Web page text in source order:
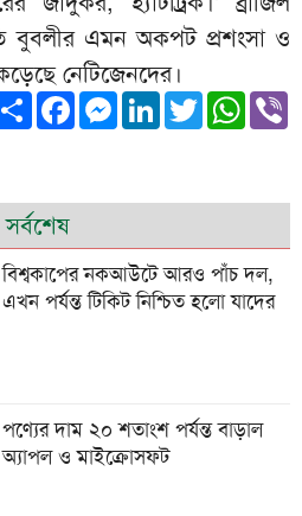
বুবলীর এমন অকপট প্রশংসা ও
নেটিজেনদের।
ShareFacebook
Messenger
LinkedIn
Twitter
সর্বশেষ
বিশ্বকাপের নকআউটে আরও পাঁচ দল,
এখন পর্যন্ত টিকিট নিশ্চিত হলো যাদের
পণ্যের দাম ২০ শতাংশ পর্যন্ত বাড়াল
অ্যাপল ও মাইক্রোসফট